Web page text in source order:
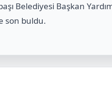
Belediyesi Başkan
son buldu.